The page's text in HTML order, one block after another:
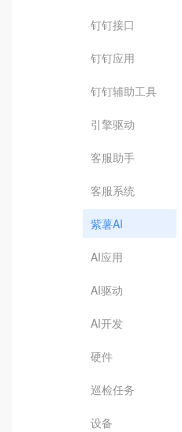
钉钉接口
钉钉应用
钉钉辅助工具
引擎驱动
客服助手
客服系统
紫薯AI
AI应用
AI驱动
AI开发
硬件
巡检任务
设备